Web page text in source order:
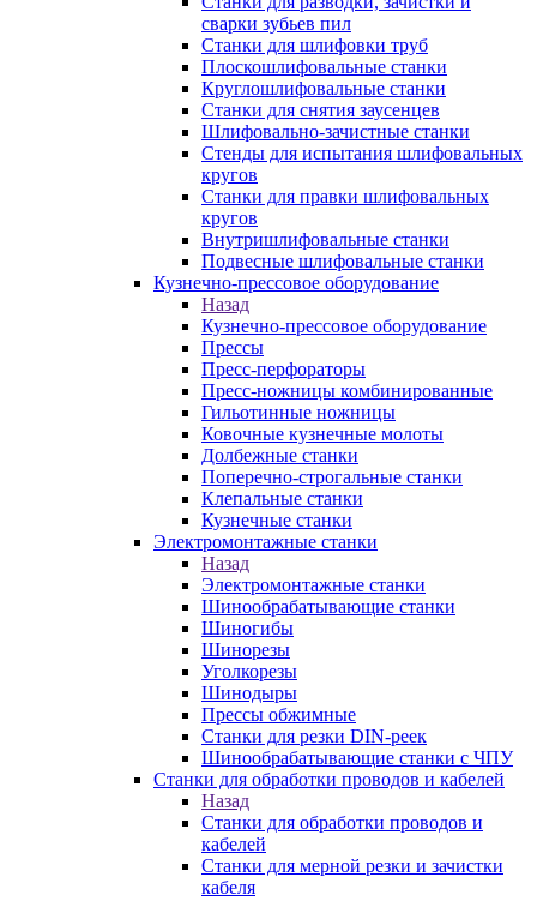
сварки зубьев пил
Станки для шлифовки труб
Плоскошлифовальные станки
Круглошлифовальные станки
Станки для снятия заусенцев
Шлифовально-зачистные станки
Стенды для испытания шлифовальных
кругов
Станки для правки шлифовальных
кругов
Внутришлифовальные станки
Подвесные шлифовальные станки
Кузнечно-прессовое оборудование
Назад
Кузнечно-прессовое оборудование
Прессы
Пресс-перфораторы
Пресс-ножницы комбинированные
Гильотинные ножницы
Ковочные кузнечные молоты
Долбежные станки
Поперечно-строгальные станки
Клепальные станки
Кузнечные станки
Электромонтажные станки
Назад
Электромонтажные станки
Шинообрабатывающие станки
Шиногибы
Шинорезы
Уголкорезы
Шинодыры
Прессы обжимные
Станки для резки DIN-реек
Шинообрабатывающие станки с ЧПУ
Станки для обработки проводов и кабелей
Назад
Станки для обработки проводов и
кабелей
Станки для мерной резки и зачистки
кабеля